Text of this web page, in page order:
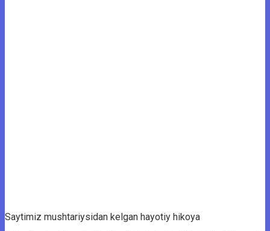
Saytimiz mushtariysidan kelgan hayotiy hikoya